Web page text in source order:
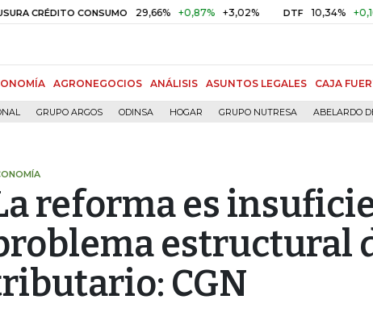
CONSUMO 29,66% +0,87% +3,02% DTF 10,34% +0,10%
AGRONEGOCIOS ANÁLISIS ASUNTOS LEGALES CAJA
GRUPO ARGOS ODINSA HOGAR GRUPO NUTRESA ABELARDO
reforma es
estructural
CGN